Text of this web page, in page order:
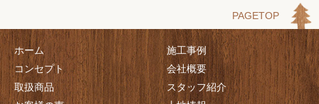
PAGETOP
ホーム
コンセプト
取扱商品
施工事例
会社概要
スタッフ紹介